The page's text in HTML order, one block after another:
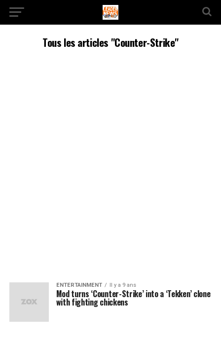
Tous les articles "Counter-Strike"
ENTERTAINMENT Il y a 9 ans
Mod turns ‘Counter-Strike’ into a ‘Tekken’ clone
with fighting chickens